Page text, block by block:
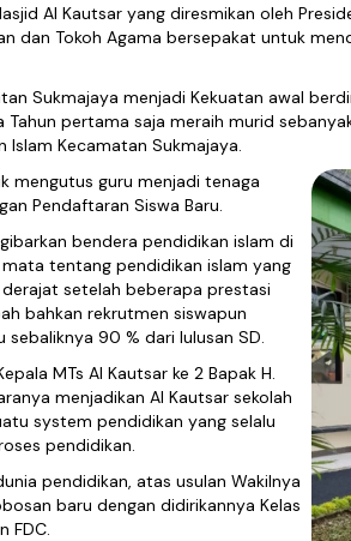
Al Kautsar yang diresmikan oleh
dan Tokoh Agama bersepakat untuk
Sukmajaya menjadi Kekuatan awal
pertama saja meraih murid
Islam Kecamatan Sukmajaya.
mengutus guru menjadi tenaga
Pendaftaran Siswa Baru.
bendera pendidikan islam di
tentang pendidikan islam yang
derajat setelah beberapa prestasi
bahkan rekrutmen siswapun
90 % dari lulusan SD.
MTs Al Kautsar ke 2 Bapak H.
menjadikan Al Kautsar sekolah
system pendidikan yang selalu
pendidikan.
pendidikan, atas usulan Wakilnya
baru dengan didirikannya Kelas
FDC.